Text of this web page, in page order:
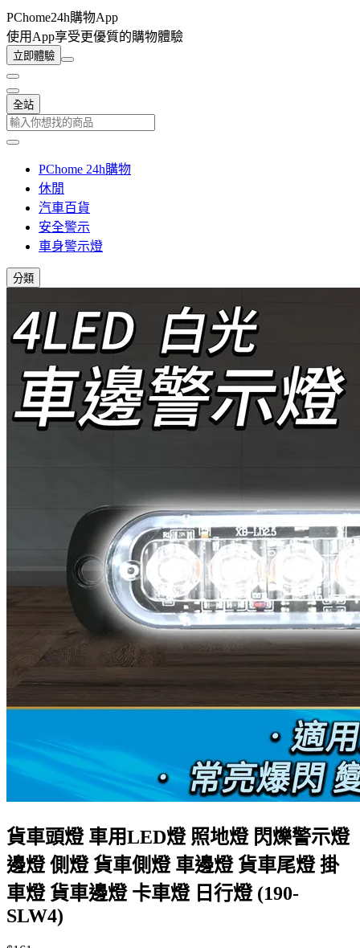
PChome24h購物App
使用App享受更優質的購物體驗
立即體驗
全站
PChome 24h購物
休閒
汽車百貨
安全警示
車身警示燈
分類
貨車頭燈 車用LED燈 照地燈 閃爍警示燈
邊燈 側燈 貨車側燈 車邊燈 貨車尾燈 掛
車燈 貨車邊燈 卡車燈 日行燈 (190-
SLW4)